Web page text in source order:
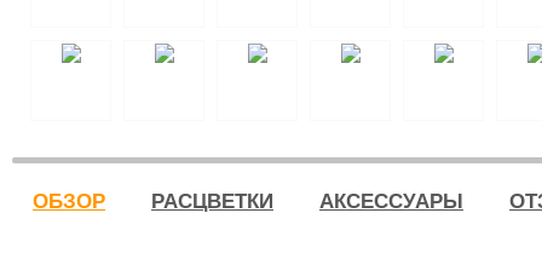
ОБЗОР РАСЦВЕТКИ АКСЕССУАРЫ